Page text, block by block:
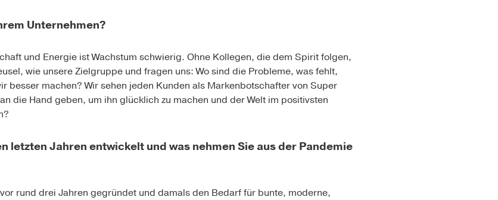
Unternehmen?
und Energie ist Wachstum schwierig. Ohne Kollegen, die dem Spirit folgen,
wie unsere Zielgruppe und fragen uns: Wo sind die Probleme, was fehlt,
besser machen? Wir sehen jeden Kunden als Markenbotschafter von Super
die Hand geben, um ihn glücklich zu machen und der Welt im positivsten
letzten Jahren entwickelt und was nehmen Sie aus der Pandemie
rund drei Jahren gegründet und damals den Bedarf für bunte, moderne,